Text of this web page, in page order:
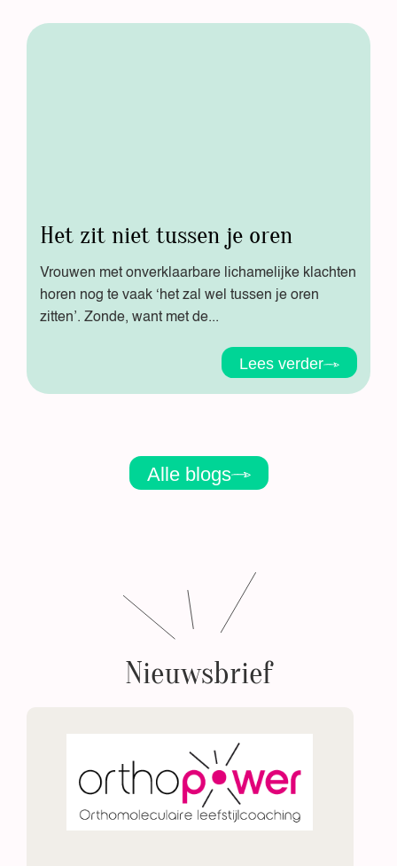
Het zit niet tussen je oren
Vrouwen met onverklaarbare lichamelijke klachten
horen nog te vaak ‘het zal wel tussen je oren
zitten’. Zonde, want met de...
Lees verder
Alle blogs
Nieuwsbrief